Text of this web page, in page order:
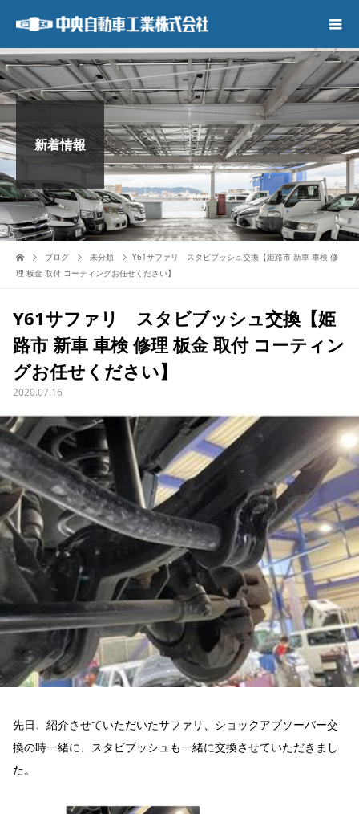
新着情報
ブログ 未分類
Y61サファリ スタビブッシュ交換【姫路市 新車 車検 修
理 板金 取付 コーティングお任せください】
Y61サファリ スタビブッシュ交換【姫
路市 新車 車検 修理 板金 取付 コーティン
グお任せください】
2020.07.16
先日、紹介させていただいたサファリ、ショックアブソーバー交
換の時一緒に、スタビブッシュも一緒に交換させていただきまし
た。